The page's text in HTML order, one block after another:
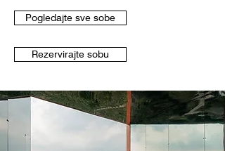
Pogledajte sve sobe
Rezervirajte sobu